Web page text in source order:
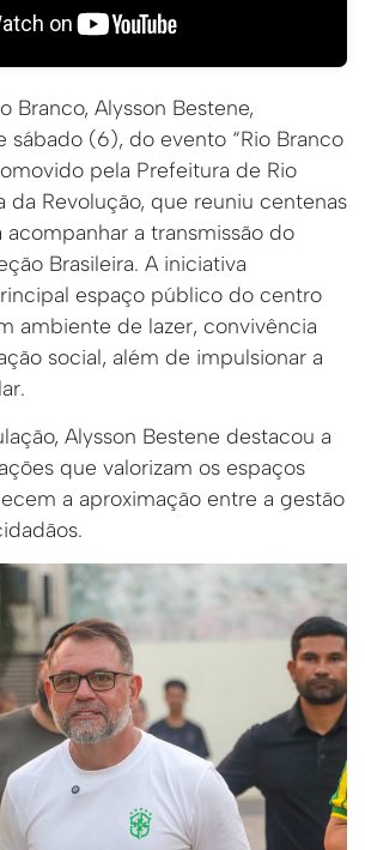
Branco, Alysson Bestene,
sábado (6), do evento “Rio Branco
pela Prefeitura de Rio
da Revolução, que reuniu centenas
acompanhar a transmissão do
Brasileira. A iniciativa
espaço público do centro
ambiente de lazer, convivência
social, além de impulsionar a
Alysson Bestene destacou a
que valorizam os espaços
a aproximação entre a gestão